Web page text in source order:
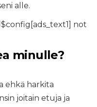
alle.
not
minulle?
ehkä harkita
joitain etuja ja